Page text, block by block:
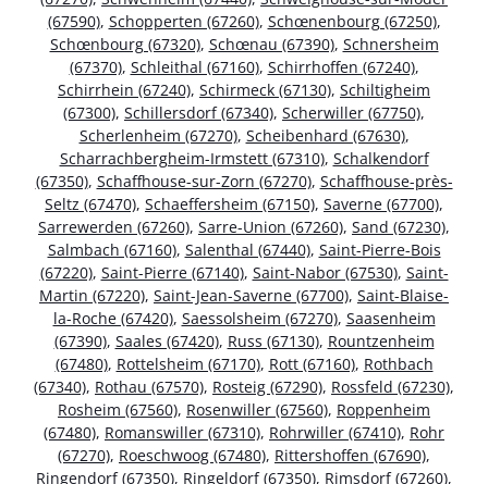
(67590), Schopperten (67260), Schœnenbourg (67250),
Schœnbourg (67320), Schœnau (67390), Schnersheim
(67370), Schleithal (67160), Schirrhoffen (67240),
Schirrhein (67240), Schirmeck (67130), Schiltigheim
(67300), Schillersdorf (67340), Scherwiller (67750),
Scherlenheim (67270), Scheibenhard (67630),
Scharrachbergheim-Irmstett (67310), Schalkendorf
(67350), Schaffhouse-sur-Zorn (67270), Schaffhouse-près-
Seltz (67470), Schaeffersheim (67150), Saverne (67700),
Sarrewerden (67260), Sarre-Union (67260), Sand (67230),
Salmbach (67160), Salenthal (67440), Saint-Pierre-Bois
(67220), Saint-Pierre (67140), Saint-Nabor (67530), Saint-
Martin (67220), Saint-Jean-Saverne (67700), Saint-Blaise-
la-Roche (67420), Saessolsheim (67270), Saasenheim
(67390), Saales (67420), Russ (67130), Rountzenheim
(67480), Rottelsheim (67170), Rott (67160), Rothbach
(67340), Rothau (67570), Rosteig (67290), Rossfeld (67230),
Rosheim (67560), Rosenwiller (67560), Roppenheim
(67480), Romanswiller (67310), Rohrwiller (67410), Rohr
(67270), Roeschwoog (67480), Rittershoffen (67690),
Ringendorf (67350), Ringeldorf (67350), Rimsdorf (67260),